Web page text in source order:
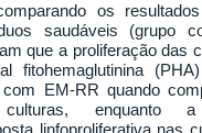
os
saudáveis (grupo
que a proliferação das
fitohemaglutinina
EM-RR quando
enquanto
linfoproliferativa nas